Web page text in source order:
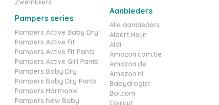
Zwemluiers
Pampers series
Pampers Active Baby Dry
Pampers Active Fit
Pampers Active Fit Pants
Pampers Active Girl Pants
Pampers Baby Dry
Pampers Baby Dry Pants
Pampers Harmonie
Pampers New Baby
Aanbieders
Alle aanbieders
Albert Heijn
Aldi
Amazon.com.be
Amazon.de
Amazon.nl
Babydrogist
Bol.com
Colruyt